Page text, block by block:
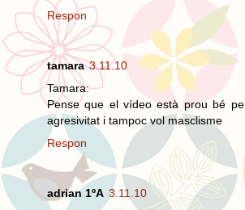
Respon
tamara 3.11.10
Tamara:
Pense que el vídeo està prou bé
agresivitat i tampoc vol masclisme
Respon
adrian 1ºA 3.11.10